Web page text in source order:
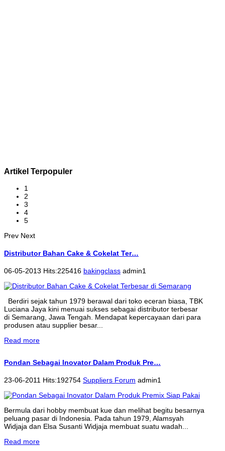
Artikel Terpopuler
1
2
3
4
5
Prev Next
Distributor Bahan Cake & Cokelat Ter…
06-05-2013 Hits:225416 bakingclass admin1
Berdiri sejak tahun 1979 berawal dari toko eceran biasa, TBK
Luciana Jaya kini menuai sukses sebagai distributor terbesar
di Semarang, Jawa Tengah. Mendapat kepercayaan dari para
produsen atau supplier besar...
Read more
Pondan Sebagai Inovator Dalam Produk Pre…
23-06-2011 Hits:192754 Suppliers Forum admin1
Bermula dari hobby membuat kue dan melihat begitu besarnya
peluang pasar di Indonesia. Pada tahun 1979, Alamsyah
Widjaja dan Elsa Susanti Widjaja membuat suatu wadah...
Read more